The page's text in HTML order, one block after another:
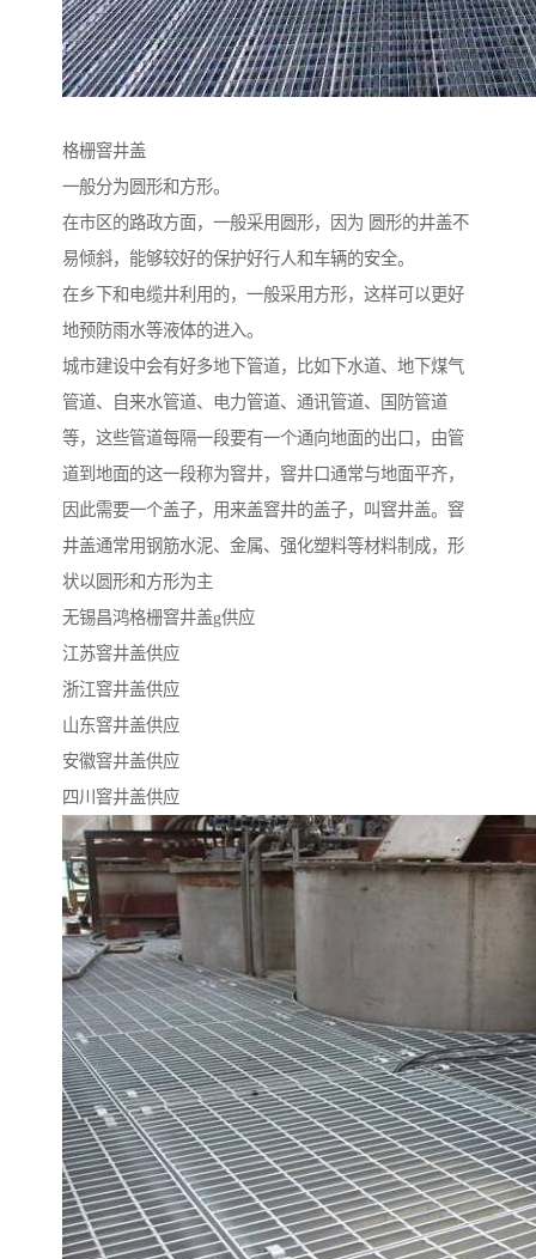
格栅窨井盖
一般分为圆形和方形。
在市区的路政方面，一般采用圆形，因为 圆形的井盖不
易倾斜，能够较好的保护好行人和车辆的安全。
在乡下和电缆井利用的，一般采用方形，这样可以更好
地预防雨水等液体的进入。
城市建设中会有好多地下管道，比如下水道、地下煤气
管道、自来水管道、电力管道、通讯管道、国防管道
等，这些管道每隔一段要有一个通向地面的出口，由管
道到地面的这一段称为窨井，窨井口通常与地面平齐，
因此需要一个盖子，用来盖窨井的盖子，叫窨井盖。窨
井盖通常用钢筋水泥、金属、强化塑料等材料制成，形
状以圆形和方形为主
无锡昌鸿格栅窨井盖g供应
江苏窨井盖供应
浙江窨井盖供应
山东窨井盖供应
安徽窨井盖供应
四川窨井盖供应